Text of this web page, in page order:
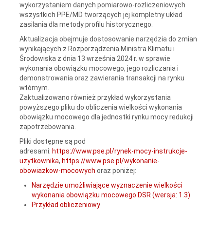
wykorzystaniem danych pomiarowo-rozliczeniowych
wszystkich PPE/MD tworzących jej kompletny układ
zasilania dla metody profilu historycznego.
Aktualizacja obejmuje dostosowanie narzędzia do zmian
wynikających z Rozporządzenia Ministra Klimatu i
Środowiska z dnia 13 września 2024 r. w sprawie
wykonania obowiązku mocowego, jego rozliczania i
demonstrowania oraz zawierania transakcji na rynku
wtórnym.
Zaktualizowano również przykład wykorzystania
powyższego pliku do obliczenia wielkości wykonania
obowiązku mocowego dla jednostki rynku mocy redukcji
zapotrzebowania.
Pliki dostępne są pod
adresami: https://www.pse.pl/rynek-mocy-instrukcje-
uzytkownika, https://www.pse.pl/wykonanie-
obowiazkow-mocowych oraz poniżej:
Narzędzie umożliwiające wyznaczenie wielkości
wykonania obowiązku mocowego DSR (wersja: 1.3)
Przykład obliczeniowy